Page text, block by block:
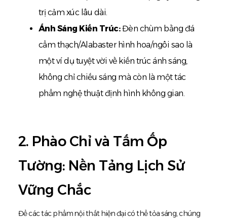
trị cảm xúc lâu dài.
Ánh Sáng Kiến Trúc:Đèn chùm bằng đá
cẩm thạch/Alabaster hình hoa/ngôi sao là
một ví dụ tuyệt vời về kiến trúc ánh sáng,
không chỉ chiếu sáng mà còn là một tác
phẩm nghệ thuật định hình không gian.
2. Phào Chỉ và Tấm Ốp
Tường: Nền Tảng Lịch Sử
Vững Chắc
Để các tác phẩm nội thất hiện đại có thể tỏa sáng, chúng